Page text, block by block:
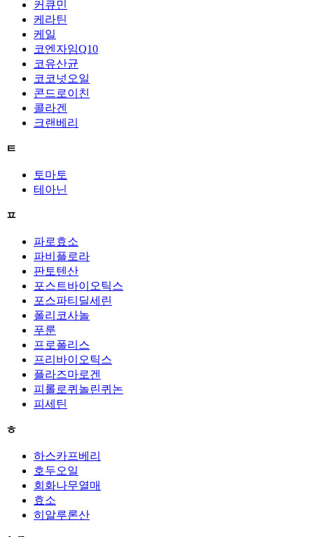
커큐민
케라틴
케일
코엔자임Q10
코유산균
코코넛오일
콘드로이친
콜라겐
크랜베리
ㅌ
토마토
테아닌
ㅍ
파로효소
파비플로라
판토텐산
포스트바이오틱스
포스파티딜세린
폴리코사놀
푸룬
프로폴리스
프리바이오틱스
플라즈마로겐
피롤로퀴놀린퀴논
피세틴
ㅎ
하스카프베리
호두오일
회화나무열매
효소
히알루론산